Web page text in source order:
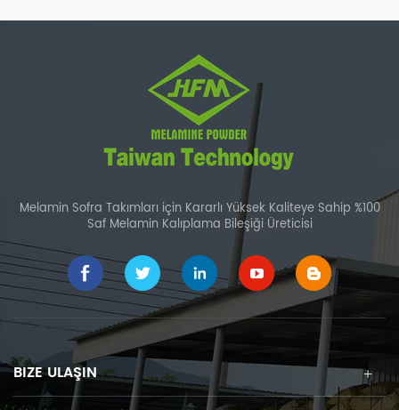
reçinesidir.
Melamin Sofra Takımları için Kararlı Yüksek Kaliteye Sahip %100
Saf Melamin Kalıplama Bileşiği Üreticisi
BIZE ULAŞIN